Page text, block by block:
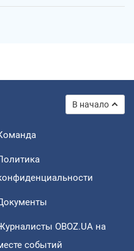
В начало
OBOZ.UA на
событий